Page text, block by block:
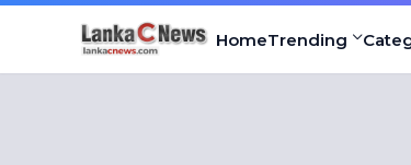
HomeTrending